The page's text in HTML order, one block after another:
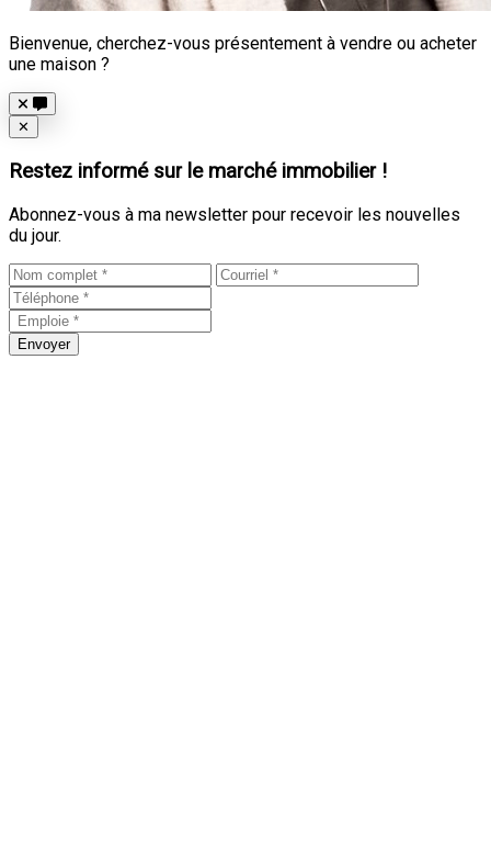
Bienvenue, cherchez-vous présentement à vendre ou acheter
une maison ?
Close
✕
Restez informé sur le marché immobilier !
Abonnez-vous à ma newsletter pour recevoir les nouvelles
du jour.
Envoyer